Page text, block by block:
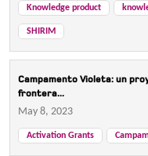
Knowledge product
SHIRIM
Campamento Violeta: un
frontera...
May 8, 2023
Activation Grants